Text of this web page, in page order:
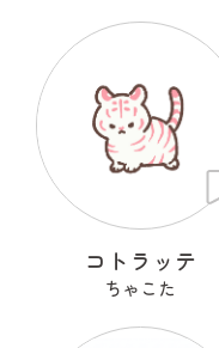
コトラッテ
ちゃこた